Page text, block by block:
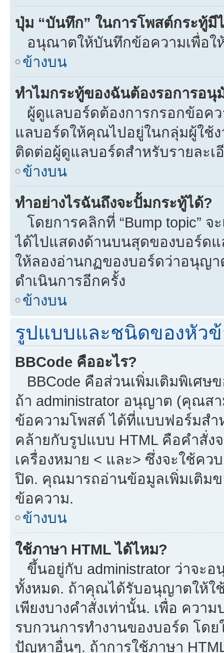
ปุ่ม “บันทึก” ในการโพสต์กระทู้มี
อนุณาตให้บันทึกข้อความเพื่อใ
ข้างบน
ทำไมกระทู้ของฉันต้องรอการอนุ
ผู้ดูแลบอร์ดต้องการกรอกข้อค
แลบอร์ดให้คุณไปอยู่ในกลุ่มผู้ใช้
ติดต่อผู้ดูแลบอร์ดสำหรับรายละเ
ข้างบน
ทำอย่างไรฉันถึงจะปั้มกระทู้ได้?
โดยการคลิกที่ “Bump topic”
ได้ไปแสดงด้านบนสุดของบอร์ด
ให้ลองอ่านกฏของบอร์ดว่าอนุญ
ดำเนินการอีกครั้ง
ข้างบน
รูปแบบและชนิดของหัว
BBCode คืออะไร?
BBCode คือส่วนเพิ่มเติมพิเศษ
ถ้า administrator อนุญาต (คุณส
ข้อความโพสต์ ได้ที่แบบฟอร์มสำ
คล้ายกับรูปแบบ HTML คือคำสั่ง
เครื่องหมาย < และ> ซึ่งจะใช้ค
ปิด. คุณมารถอ่านข้อมูลเพิ่มเติม
ข้อความ.
ข้างบน
ใช้ภาษา HTML ได้ไหม?
ขึ้นอยู่กับ administrator ว่าจะ
ทั้งหมด. ถ้าคุณได้รับอนุญาตให้ใ
เพียงบางคำสั่งเท่านั้น. เพื่อ ควา
รบกวนการทำงานของบอร์ด โด
ปัญหาอื่นๆ. ถ้าการใช้ภาษา